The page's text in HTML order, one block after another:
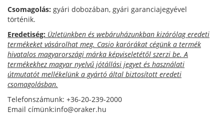
Csomagolás: gyári dobozában, gyári garanciajegyével
történik.
Eredetiség: Üzletünkben és webáruházunkban kizárólag eredeti
termékeket vásárolhat meg. Casio karórákat cégünk a termék
hivatalos magyarországi márka képviseletétől szerzi be. A
termékekhez magyar nyelvű jótállási jegyet és használati
útmutatót mellékelünk a gyártó által biztosított eredeti
csomagolásban.
Telefonszámunk: +36-20-239-2000
Email címünk:info@oraker.hu